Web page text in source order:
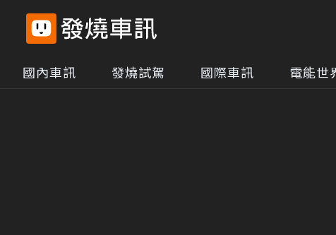
國內車訊 發燒試駕 國際車訊 電能世